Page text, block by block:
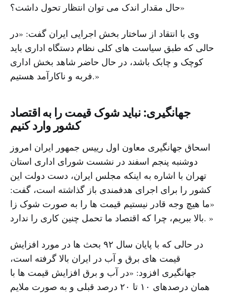
حال مقدار اندک می توان انتظار تحول داشت؟»
وی با انتقاد از ساختار بخش اجرایی ایران گفت: «در
حالی که طبق سیاست های کلی نظام دستگاه اداری باید
کوچک و چابک باشد، در حال حاضر شاهد بخش اداری
فربه و ناکارآمد هستیم.»
جهانگیری: نباید شوک قیمت را به اقتصاد
کشور وارد کنیم
اسحاق جهانگیری معاون اول رییس جمهور ایران امروز
دوشنبه پنجم اسفند در نشست شورای اداری استان
تهران با اشاره به اینکه مجلس ایران، دست دولت این
کشور را برای اجرای هدفمندی باز گذاشته است، گفت:
«ما هیچ وجه قادر نیستیم قیمت ها را به صورت شوک زا
بالا ببریم، چرا که اقتصاد ما تحمل چنین کاری را ندارد. »
در حالی که با پایان سال ۹۲ بحث ها در مورد افزایش
قیمت های برق و آب در ایران بالا گرفته است،
جهانگیری افزود: «در آب و برق افزایش قیمت ها با
همان درصدهای ۱۰ تا ۲۰ درصد قبلی و به صورت ملایم